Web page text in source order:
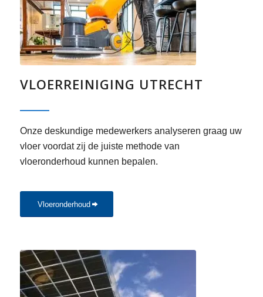
VLOERREINIGING UTRECHT
Onze deskundige medewerkers analyseren graag uw
vloer voordat zij de juiste methode van
vloeronderhoud kunnen bepalen.
Vloeronderhoud